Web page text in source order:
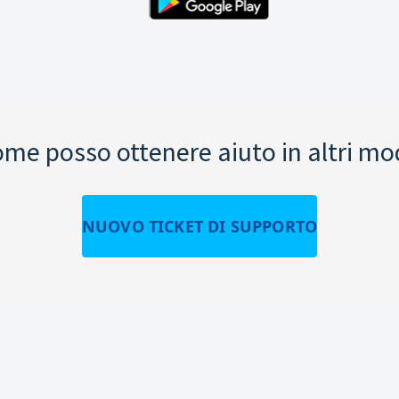
posso ottenere aiuto in altri
NUOVO TICKET DI SUPPORTO